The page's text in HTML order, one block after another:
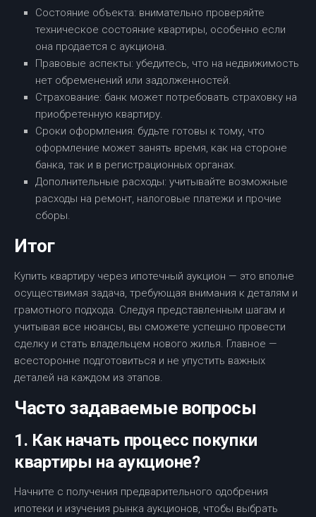
Состояние объекта: внимательно проверяйте
техническое состояние квартиры, особенно если
она продается с аукциона.
Правовые аспекты: убедитесь, что на недвижимость
нет обременений или задолженностей.
Страхование: банк может потребовать страховку на
приобретенную квартиру.
Сроки оформления: будьте готовы к тому, что
оформление может занять время, как на стороне
банка, так и в регистрационных органах.
Дополнительные расходы: учитывайте возможные
расходы на ремонт, налоговые платежи и прочие
сборы.
Итог
Купить квартиру через ипотечный аукцион — это вполне
осуществимая задача, требующая внимания к деталям и
грамотного подхода. Следуя представленным шагам и
учитывая все нюансы, вы сможете успешно провести
сделку и стать владельцем нового жилья. Главное —
всесторонне подготовиться и не упустить важных
деталей на каждом из этапов.
Часто задаваемые вопросы
1. Как начать процесс покупки
квартиры на аукционе?
Начните с получения предварительного одобрения
ипотеки и изучения рынка аукционов, чтобы выбрать